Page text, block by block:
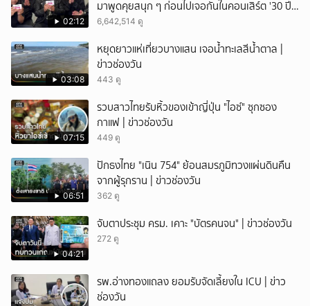
02:12
มาพูดคุยสนุก ๆ ก่อนไปเจอกันในคอนเสิร์ต '30 ปี
LOSO นานเท่าไรก็รอ'
6,642,514 ดู
03:08
หยุดยาวแห่เที่ยวบางแสน เจอน้ำทะเลสีน้ำตาล |
ข่าวช่องวัน
443 ดู
07:15
รวบสาวไทยรับหิ้วของเข้าญี่ปุ่น "ไอซ์" ซุกซอง
กาแฟ | ข่าวช่องวัน
449 ดู
06:51
ปักธงไทย "เนิน 754" ย้อนสมรภูมิทวงแผ่นดินคืน
จากผู้รุกราน | ข่าวช่องวัน
362 ดู
04:21
จับตาประชุม ครม. เคาะ "บัตรคนจน" | ข่าวช่องวัน
272 ดู
รพ.อ่างทองแถลง ยอมรับจัดเลี้ยงใน ICU | ข่าว
ช่องวัน